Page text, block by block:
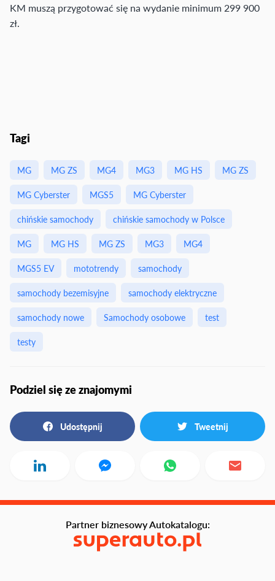
KM muszą przygotować się na wydanie minimum 299 900
zł.
Tagi
MG MG ZS MG4 MG3 MG HS
MG ZS
MG Cyberster
MGS5
MG Cyberster
chińskie samochody
chińskie samochody w Polsce
MG
MG HS MG ZS MG3
MG4
MGS5 EV
mototrendy
samochody
samochody bezemisyjne
samochody elektryczne
samochody nowe
Samochody osobowe
test
testy
Podziel się ze znajomymi
Udostępnij Tweetnij
Partner biznesowy Autokatalogu: